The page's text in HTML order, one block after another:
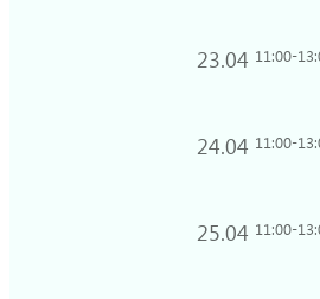
23.04 11:00-
24.04 11:00-
25.04 11:00-